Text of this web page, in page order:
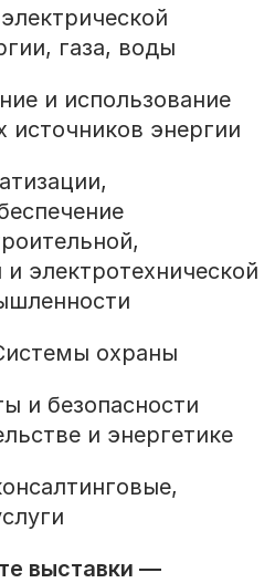
газа, воды
и использование
источников энергии
и электротехнической
охраны
и безопасности
и энергетике
выставки —